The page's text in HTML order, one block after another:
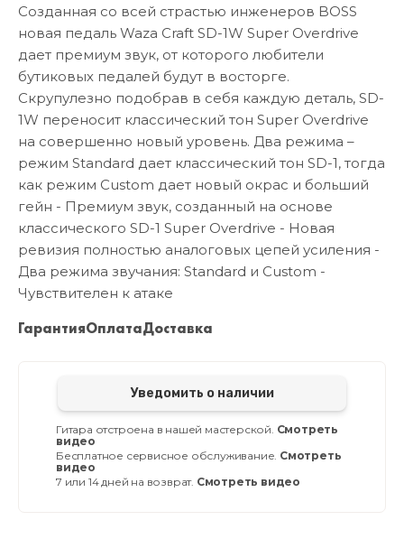
Созданная со всей страстью инженеров BOSS
новая педаль Waza Craft SD-1W Super Overdrive
дает премиум звук, от которого любители
бутиковых педалей будут в восторге.
Скрупулезно подобрав в себя каждую деталь, SD-
1W переносит классический тон Super Overdrive
на совершенно новый уровень. Два режима –
режим Standard дает классический тон SD-1, тогда
как режим Custom дает новый окрас и больший
гейн - Премиум звук, созданный на основе
классического SD-1 Super Overdrive - Новая
ревизия полностью аналоговых цепей усиления -
Два режима звучания: Standard и Custom -
Чувствителен к атаке
ГарантияОплатаДоставка
Уведомить о наличии
Гитара отстроена в нашей мастерской. Смотреть
видео
Бесплатное сервисное обслуживание. Смотреть
видео
7 или 14 дней на возврат. Смотреть видео